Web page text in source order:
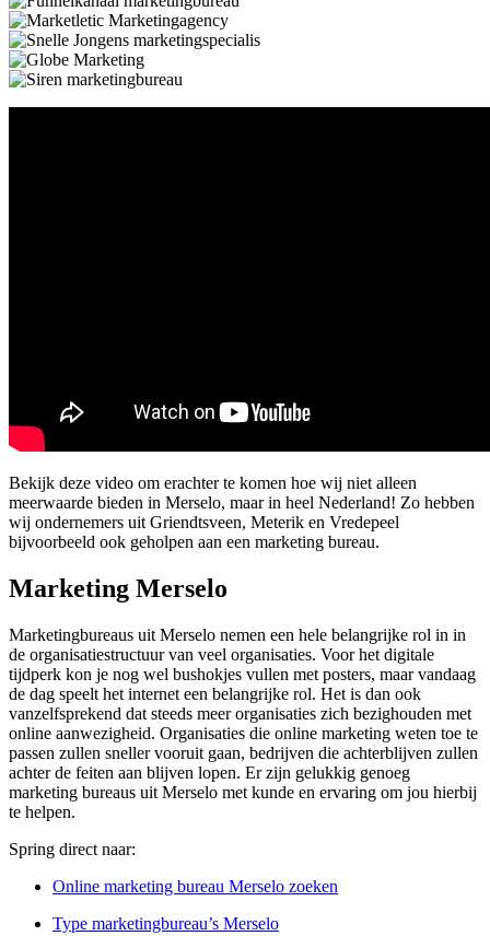
Bekijk deze video om erachter te komen hoe wij niet alleen
meerwaarde bieden in Merselo, maar in heel Nederland! Zo hebben
wij ondernemers uit Griendtsveen, Meterik en Vredepeel
bijvoorbeeld ook geholpen aan een marketing bureau.
Marketing Merselo
Marketingbureaus uit Merselo nemen een hele belangrijke rol in in
de organisatiestructuur van veel organisaties. Voor het digitale
tijdperk kon je nog wel bushokjes vullen met posters, maar vandaag
de dag speelt het internet een belangrijke rol. Het is dan ook
vanzelfsprekend dat steeds meer organisaties zich bezighouden met
online aanwezigheid. Organisaties die online marketing weten toe te
passen zullen sneller vooruit gaan, bedrijven die achterblijven zullen
achter de feiten aan blijven lopen. Er zijn gelukkig genoeg
marketing bureaus uit Merselo met kunde en ervaring om jou hierbij
te helpen.
Spring direct naar:
Online marketing bureau Merselo zoeken
Type marketingbureau’s Merselo